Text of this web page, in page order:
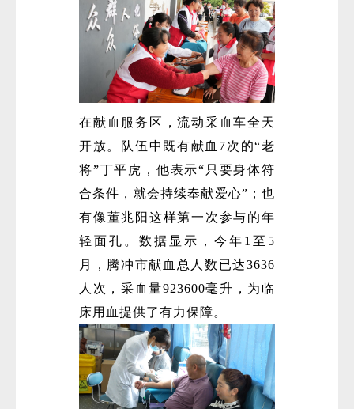
在献血服务区，流动采血车全天
开放。队伍中既有献血7次的“老
将”丁平虎，他表示“只要身体符
合条件，就会持续奉献爱心”；也
有像董兆阳这样第一次参与的年
轻面孔。数据显示，今年1至5
月，腾冲市献血总人数已达3636
人次，采血量923600毫升，为临
床用血提供了有力保障。